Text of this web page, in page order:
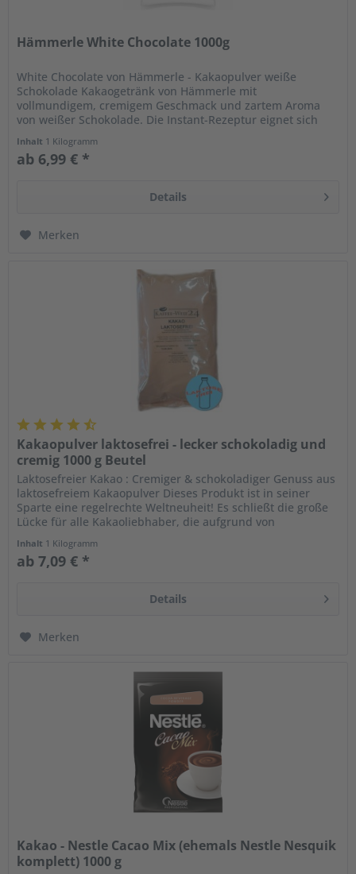
Hämmerle White Chocolate 1000g
White Chocolate von Hämmerle - Kakaopulver weiße
Schokolade Kakaogetränk von Hämmerle mit
vollmundigem, cremigem Geschmack und zartem Aroma
von weißer Schokolade. Die Instant-Rezeptur eignet sich
Inhalt 1 Kilogramm
ab 6,99 € *
Details
Merken
Kakaopulver laktosefrei - lecker schokoladig und
cremig 1000 g Beutel
Laktosefreier Kakao : Cremiger & schokoladiger Genuss aus
laktosefreiem Kakaopulver Dieses Produkt ist in seiner
Sparte eine regelrechte Weltneuheit! Es schließt die große
Lücke für alle Kakaoliebhaber, die aufgrund von
Inhalt 1 Kilogramm
ab 7,09 € *
Details
Merken
Kakao - Nestle Cacao Mix (ehemals Nestle Nesquik
komplett) 1000 g